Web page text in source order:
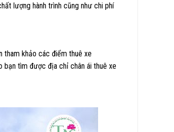
lượng hành trình cũng như chi phí
tham khảo các điểm thuê xe
bạn tìm được địa chỉ chân ái thuê xe